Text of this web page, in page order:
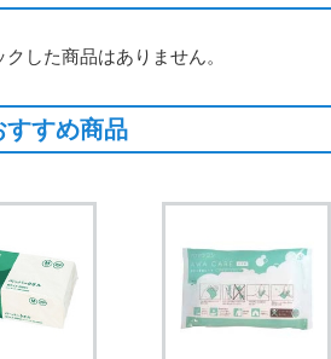
した商品はありません。
すすめ商品